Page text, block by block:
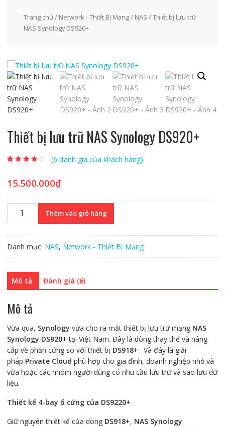
Trang chủ / Network - Thiết Bị Mạng/ NAS / Thiết bị lưu trữ
NAS Synology DS920+
Thiết bị lưu trữ NAS Synology DS920+
đánh giá
(6 đánh giá của khách hàng)
15.500.000₫
Thiết
NAS
DS920+
số
Thêm vào giỏ hàng
Danh mục: NAS, Network - Thiết Bị Mạng
Mô tả Đánh giá (6)
Mô tả
Vừa qua, Synology vừa cho ra mắt thiết bị lưu trữ mạng NAS
Synology DS920+ tại Việt Nam. Đây là dòng thay thế và nâng
cấp về phần cứng so với thiết bị DS918+. Và đây là giải
pháp Private Cloud phù hợp cho gia đình, doanh nghiệp nhỏ và
vừa hoặc các nhóm người dùng có nhu cầu lưu trữ và sao lưu dữ
liệu.
Thiết kế 4-bay ổ cứng của DS9220+
Giữ nguyên thiết kế của dòng DS918+, NAS Synology